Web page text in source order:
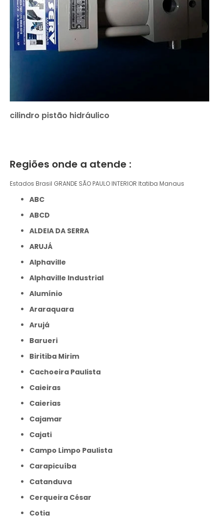
cilindro pistão hidráulico
Regiões onde a atende :
Estados Brasil GRANDE SÃO PAULO INTERIOR Itatiba Manaus
ABC
ABCD
ALDEIA DA SERRA
ARUJÁ
Alphaville
Alphaville Industrial
Alumínio
Araraquara
Arujá
Barueri
Biritiba Mirim
Cachoeira Paulista
Caieiras
Caierias
Cajamar
Cajati
Campo Limpo Paulista
Carapicuíba
Catanduva
Cerqueira César
Cotia